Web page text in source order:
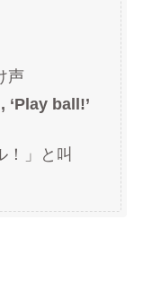
声
ball!’
！」と叫